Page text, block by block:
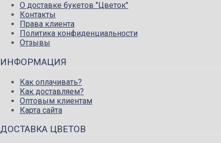
О доставке букетов "Цветок"
Контакты
Права клиента
Политика конфиденциальности
Отзывы
ИНФОРМАЦИЯ
Как оплачивать?
Как доставляем?
Оптовым клиентам
Карта сайта
ДОСТАВКА ЦВЕТОВ